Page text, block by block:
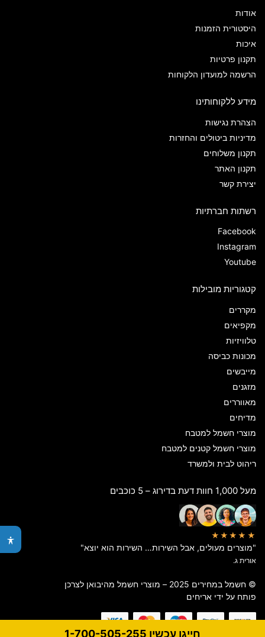
חייגו עכשיו 1-700-505-255
אודות
היסטורית הזמנות
איכות
תקנון פרטיות
הרשמה למועדון הלקוחות
מידע ללקוחותינו
הצהרת נגישות
מדיניות ביטולים והחזרות
תקנון משלוחים
תקנון האתר
יצירת קשר
רשתות חברתיות
Facebook
Instagram
Youtube
קטגוריות מובילות
מקררים
מקפיאים
טלוויזיות
מכונות כביסה
מייבשים
מזגנים
מאווררים
מדיחים
מוצרי חשמל למטבח
מוצרי חשמל קטנים למטבח
ריהוט לבית ולמשרד
מעל 1,000 חוות דעת בדירוג – 5 כוכבים
★★★★★
"מוצרים מעולים, אבל השירות… השירות הוא יוצא"
אורית ג.
© חשמל במחירים 2025 – מוצרי חשמל מהיבואן לצרכן
פותח על ידי אריחים